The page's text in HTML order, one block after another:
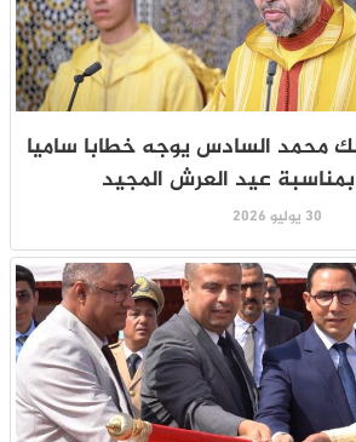
محمد السادس يوجه خطابا ساميا
بمناسبة عيد العرش المجيد
30 يوليو 2026